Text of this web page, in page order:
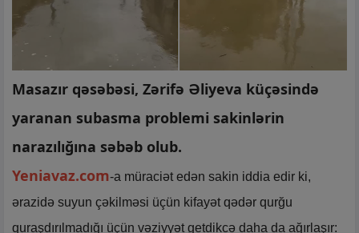
Masazır qəsəbəsi, Zərifə Əliyeva küçəsində
yaranan subasma problemi sakinlərin
narazılığına səbəb olub.
Yeniavaz.com-a müraciət edən sakin iddia edir ki,
ərazidə suyun çəkilməsi üçün kifayət qədər qurğu
quraşdırılmadığı üçün vəziyyət getdikcə daha da ağırlaşır: